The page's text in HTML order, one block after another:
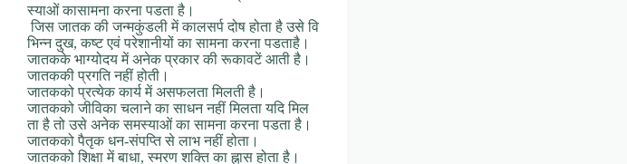
स्याओं कासामना करना पडता है।
जिस जातक की जन्मकुंडली में कालसर्प दोष होता है उसे वि
भिन्न दुख, कष्ट एवं परेशानीयों का सामना करना पडताहै।
जातकके भाग्योदय में अनेक प्रकार की रूकावटें आती है।
जातककी प्रगति नहीं होती।
जातकको प्रत्येक कार्य में असफलता मिलती है।
जातकको जीविका चलाने का साधन नहीं मिलता यदि मिल
ता है तो उसे अनेक समस्याओं का सामना करना पडता है।
जातकको पैतृक धन-संपप्ति से लाभ नहीं होता।
जातकको शिक्षा में बाधा, स्मरण शक्ति का ह्नास होता है।